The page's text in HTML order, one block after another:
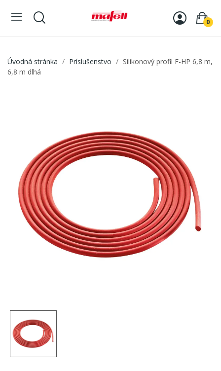
0
Úvodná stránka Príslušenstvo
Silikonový profil F-HP 6,8 m,
6,8 m dlhá